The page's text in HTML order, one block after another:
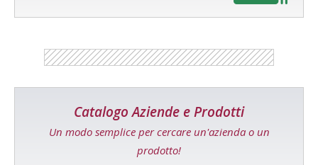
Catalogo Aziende e Prodotti
Un modo semplice per cercare un'azienda o un
prodotto!